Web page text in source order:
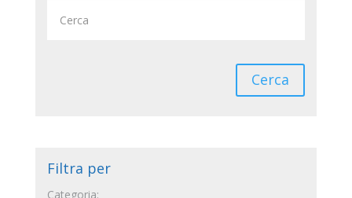
Cerca
Filtra per
Categoria: